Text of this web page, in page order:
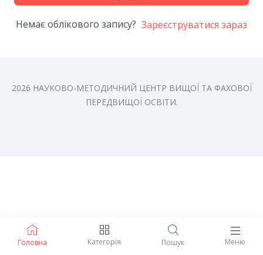
Головна Категорія Пошук Меню
Немає облікового запису? Зареєструватися зараз
2026 НАУКОВО-МЕТОДИЧНИЙ ЦЕНТР ВИЩОЇ ТА ФАХОВОЇ
ПЕРЕДВИЩОЇ ОСВІТИ.